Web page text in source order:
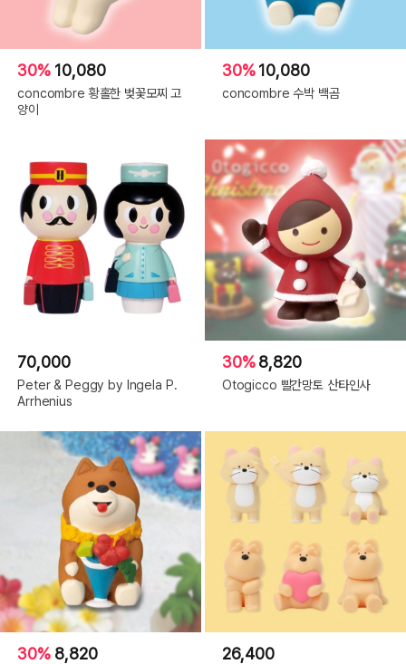
30% 10,080
concombre 황홀한 벚꽃모찌 고
양이
30%10,080
concombre 수박 백곰
70,000
Peter & Peggy by Ingela P.
Arrhenius
30%8,820
Otogicco 빨간망토 산타인사
30% 8,820 26,400